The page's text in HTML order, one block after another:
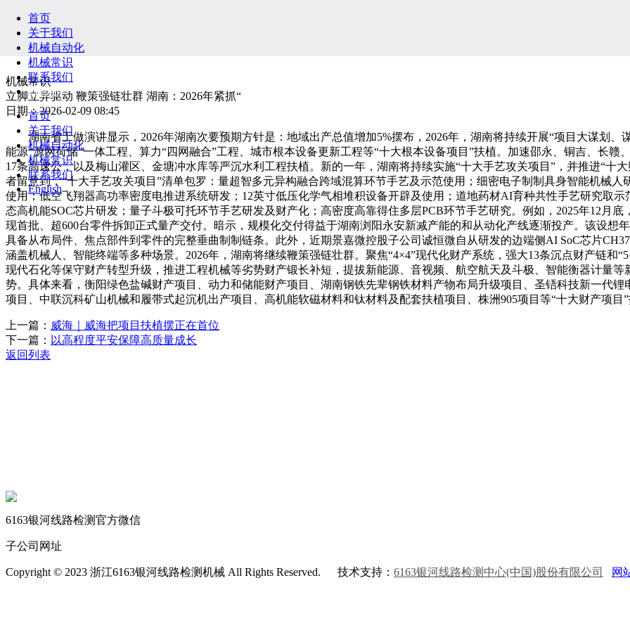
首页
关于我们
机械自动化
机械常识
联系我们
English
首页
关于我们
机械自动化
机械常识
联系我们
English
机械常识
立脚立异驱动 鞭策强链壮群 湖南：2026年紧抓“
日期：2026-02-09 08:45
湖南省工做演讲显示，2026年湖南次要预期方针是：地域出产总值增加5%摆布，2026年，湖南将持续开展“项目大谋划、
能源“源网荷储”一体工程、算力“四网融合”工程、城市根本设备更新工程等“十大根本设备项目”扶植。加速邵永、铜吉、长
17条高速公，以及梅山灌区、金塘冲水库等严沉水利工程扶植。新的一年，湖南将持续实施“十大手艺攻关项目”，并推进“十
者留意到，“十大手艺攻关项目”清单包罗：量超智多元异构融合跨域混算环节手艺及示范使用；细密电子制制具身智能机械
使用；低空飞翔器高功率密度电推进系统研发；12英寸低压化学气相堆积设备开辟及使用；道地药材AI育种共性手艺研究取
态高机能SOC芯片研发；量子斗极可托环节手艺研发及财产化；高密度高靠得住多层PCB环节手艺研究。例如，2025年12月
现首批、超600台零件拆卸正式量产交付。暗示，规模化交付得益于湖南浏阳永安新减产能的和从动化产线逐渐投产。该设想
具备从布局件、焦点部件到零件的完整垂曲制制链条。此外，近期景嘉微控股子公司诚恒微自从研发的边端侧AI SoC芯片
涵盖机械人、智能终端等多种场景。2026年，湖南将继续鞭策强链壮群。聚焦“4×4”现代化财产系统，强大13条沉点财产链和
现代石化等保守财产转型升级，推进工程机械等劣势财产锻长补短，提拔新能源、音视频、航空航天及斗极、智能衡器计量
势。具体来看，衡阳绿色盐碱财产项目、动力和储能财产项目、湖南钢铁先辈钢铁材料产物布局升级项目、圣铻科技新一代
项目、中联沉科矿山机械和履带式起沉机出产项目、高机能软磁材料和钛材料及配套扶植项目、株洲905项目等“十大财产项目
上一篇： 威海｜威海把项目扶植摆正在首位
下一篇： 以高程度平安保障高质量成长
返回列表
6163银河线路检测官方微信
子公司网址
Copyright © 2023 浙江6163银河线路检测机械 All Rights Reserved. 技术支持： 6163银河线路检测中心(中国)股份有限公司 网